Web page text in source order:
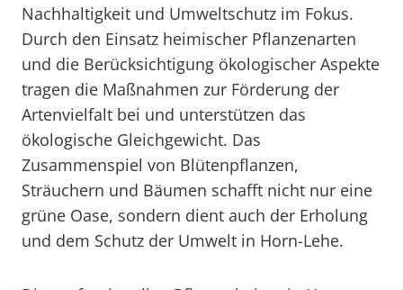
Nachhaltigkeit und Umweltschutz im Fokus.
Durch den Einsatz heimischer Pflanzenarten
und die Berücksichtigung ökologischer Aspekte
tragen die Maßnahmen zur Förderung der
Artenvielfalt bei und unterstützen das
ökologische Gleichgewicht. Das
Zusammenspiel von Blütenpflanzen,
Sträuchern und Bäumen schafft nicht nur eine
grüne Oase, sondern dient auch der Erholung
und dem Schutz der Umwelt in Horn-Lehe.